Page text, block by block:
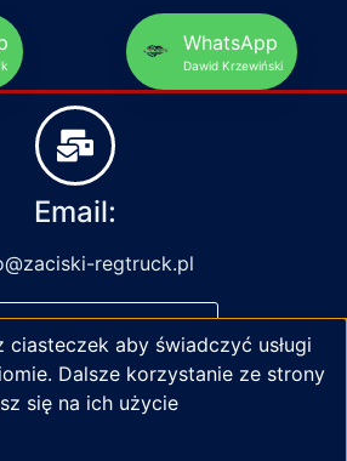
WhatsApp
Dawid Krzewiński
Email:
regtruck.pl
NAPISZ DO NASaby świadczyć usługi
Dalsze korzystanie ze strony
się na ich użycie